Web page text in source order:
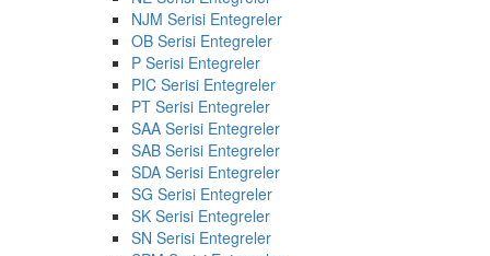
NJM Serisi Entegreler
OB Serisi Entegreler
P Serisi Entegreler
PIC Serisi Entegreler
PT Serisi Entegreler
SAA Serisi Entegreler
SAB Serisi Entegreler
SDA Serisi Entegreler
SG Serisi Entegreler
SK Serisi Entegreler
SN Serisi Entegreler